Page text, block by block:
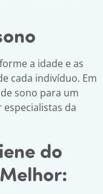
a idade e as
cada indivíduo. Em
sono para um
da
do